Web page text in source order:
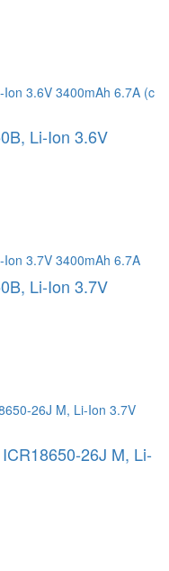
Li-Ion 3.6V
Li-Ion 3.7V
26J M, Li-